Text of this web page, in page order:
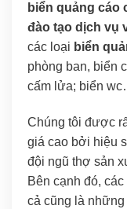
biển quảng cáo
đào tạo dịch vụ
các loại biển
phòng ban, biển
cấm lửa; biển
Chúng tôi được
giá cao bởi hiệu
đội ngũ thợ sản
Bên cạnh đó,
cả cũng là